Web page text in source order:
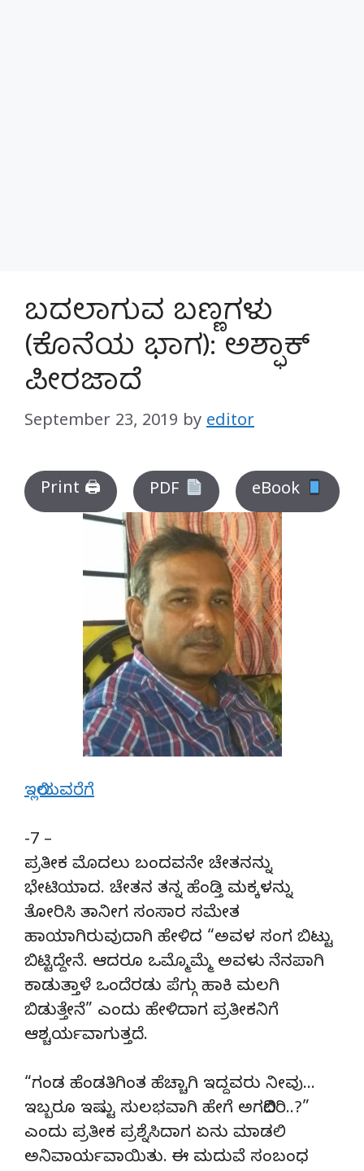
ಬದಲಾಗುವ ಬಣ್ಣಗಳು
(ಕೊನೆಯ ಭಾಗ): ಅಶ್ಫಾಕ್
ಪೀರಜಾದೆ
September 23, 2019 by editor
Print 🖨 PDF eBook
ಇಲ್ಲಿಯವರೆಗೆ
-7 –
ಪ್ರತೀಕ ಮೊದಲು ಬಂದವನೇ ಚೇತನನ್ನು
ಭೇಟಿಯಾದ. ಚೇತನ ತನ್ನ ಹೆಂಡ್ತಿ ಮಕ್ಕಳನ್ನು
ತೋರಿಸಿ ತಾನೀಗ ಸಂಸಾರ ಸಮೇತ
ಹಾಯಾಗಿರುವುದಾಗಿ ಹೇಳಿದ “ಅವಳ ಸಂಗ ಬಿಟ್ಟು
ಬಿಟ್ಟಿದ್ದೇನೆ. ಆದರೂ ಒಮ್ಮೊಮ್ಮೆ ಅವಳು ನೆನಪಾಗಿ
ಕಾಡುತ್ತಾಳೆ ಒಂದೆರಡು ಪೆಗ್ಗು ಹಾಕಿ ಮಲಗಿ
ಬಿಡುತ್ತೇನೆ” ಎಂದು ಹೇಳಿದಾಗ ಪ್ರತೀಕನಿಗೆ
ಆಶ್ಚರ್ಯವಾಗುತ್ತದೆ.
“ಗಂಡ ಹೆಂಡತಿಗಿಂತ ಹೆಚ್ಚಾಗಿ ಇದ್ದವರು ನೀವು…
ಇಬ್ಬರೂ ಇಷ್ಟು ಸುಲಭವಾಗಿ ಹೇಗೆ ಅಗಲಿದಿರಿ..?”
ಎಂದು ಪ್ರತೀಕ ಪ್ರಶ್ನೆಸಿದಾಗ ಏನು ಮಾಡಲಿ
ಅನಿವಾರ್ಯವಾಯಿತು. ಈ ಮದುವೆ ಸಂಬಂಧ